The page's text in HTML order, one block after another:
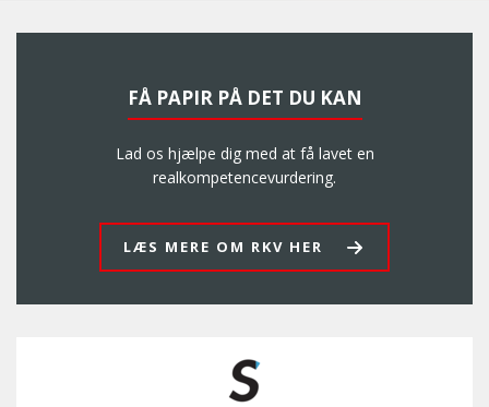
FÅ PAPIR PÅ DET DU KAN
Lad os hjælpe dig med at få lavet en
realkompetencevurdering.
LÆS MERE OM RKV HER